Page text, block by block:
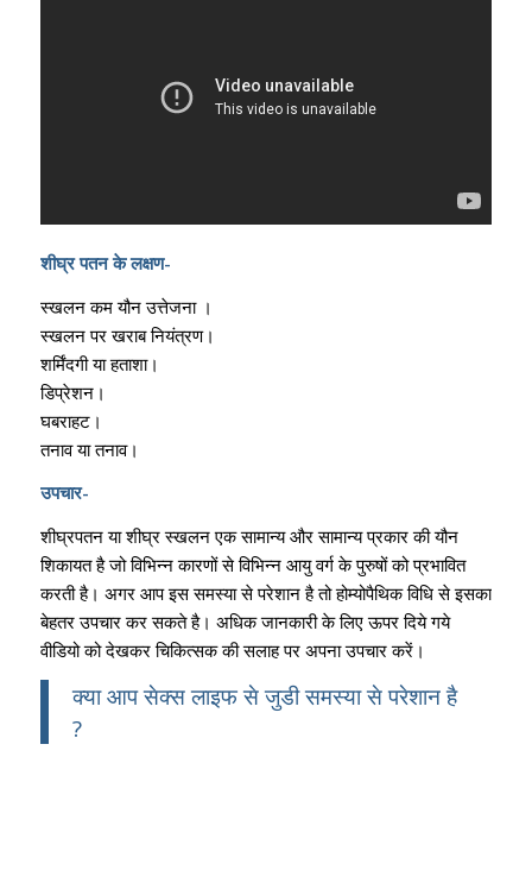
शीघ्र पतन के लक्षण-
स्खलन कम यौन उत्तेजना ।
स्खलन पर खराब नियंत्रण।
शर्मिंदगी या हताशा।
डिप्रेशन।
घबराहट।
तनाव या तनाव।
उपचार-
शीघ्रपतन या शीघ्र स्खलन एक सामान्य और सामान्य प्रकार की यौन
शिकायत है जो विभिन्न कारणों से विभिन्न आयु वर्ग के पुरुषों को प्रभावित
करती है। अगर आप इस समस्या से परेशान है तो होम्योपैथिक विधि से इसका
बेहतर उपचार कर सकते है। अधिक जानकारी के लिए ऊपर दिये गये
वीडियो को देखकर चिकित्सक की सलाह पर अपना उपचार करें।
क्या आप सेक्स लाइफ से जुडी समस्या से परेशान है
?